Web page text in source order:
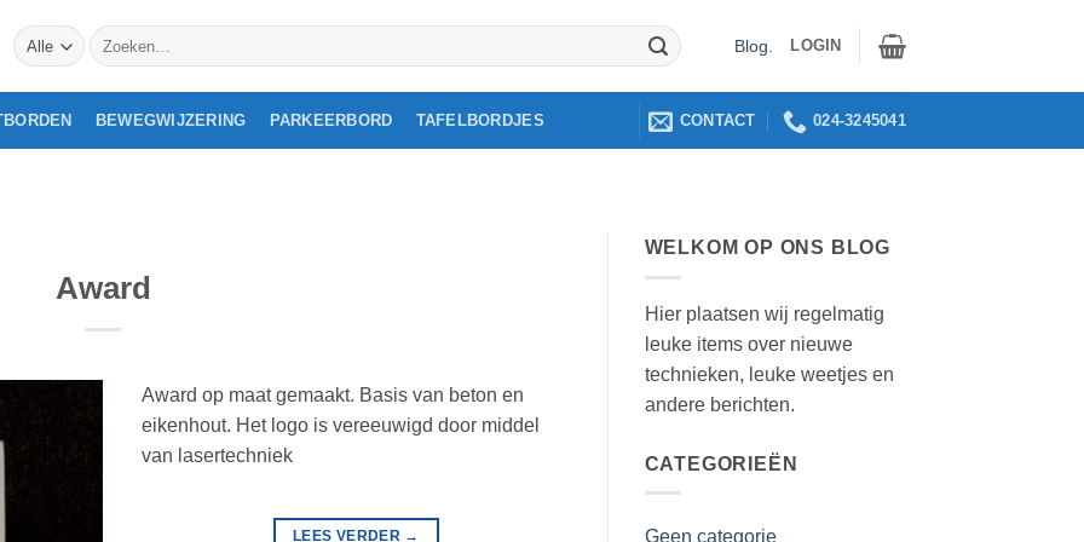
Zoeken
naar:
Blog LOGIN
BEWEGWIJZERING PARKEERBORD TAFELBORDJES CONTACT 024-3245041
Award
Award op maat gemaakt. Basis van beton en
eikenhout. Het logo is vereeuwigd door middel
van lasertechniek
LEES VERDER →
WELKOM OP ONS BLOG
Hier plaatsen wij regelmatig
leuke items over nieuwe
technieken, leuke weetjes en
andere berichten.
CATEGORIEËN
Geen categorie